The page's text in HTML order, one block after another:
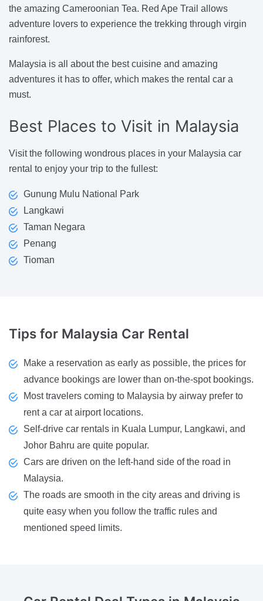
the amazing Cameroonian Tea. Red Ape Trail allows
adventure lovers to experience the trekking through virgin
rainforest.
Malaysia is all about the best cuisine and amazing
adventures it has to offer, which makes the rental car a
must.
Best Places to Visit in Malaysia
Visit the following wondrous places in your Malaysia car
rental to enjoy your trip to the fullest:
Gunung Mulu National Park
Langkawi
Taman Negara
Penang
Tioman
Tips for Malaysia Car Rental
Make a reservation as early as possible, the prices for
advance bookings are lower than on-the-spot bookings.
Most travelers coming to Malaysia by airway prefer to
rent a car at airport locations.
Self-drive car rentals in Kuala Lumpur, Langkawi, and
Johor Bahru are quite popular.
Cars are driven on the left-hand side of the road in
Malaysia.
The roads are smooth in the city areas and driving is
quite easy when you follow the traffic rules and
mentioned speed limits.